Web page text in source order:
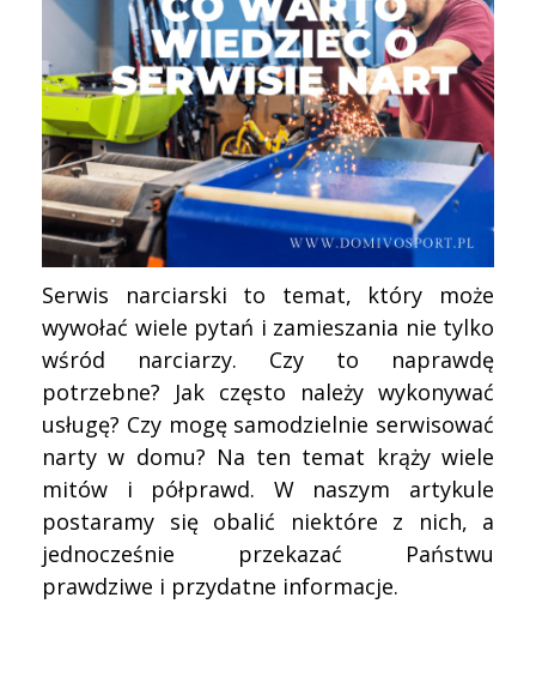
Serwis narciarski to temat, który może
wywołać wiele pytań i zamieszania nie tylko
wśród narciarzy. Czy to naprawdę
potrzebne? Jak często należy wykonywać
usługę? Czy mogę samodzielnie serwisować
narty w domu? Na ten temat krąży wiele
mitów i półprawd. W naszym artykule
postaramy się obalić niektóre z nich, a
jednocześnie przekazać Państwu
prawdziwe i przydatne informacje.